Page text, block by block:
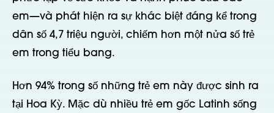
em—và phát hiện ra sự khác biệt đáng kể trong
dân số 4,7 triệu người, chiếm hơn một nửa số trẻ
em trong tiểu bang.
Hơn 94% trong số những trẻ em này được sinh ra
tại Hoa Kỳ. Mặc dù nhiều trẻ em gốc Latinh sống